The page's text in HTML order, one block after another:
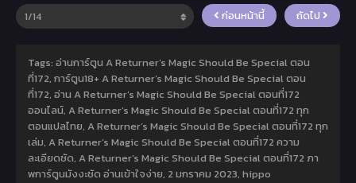
ก่อนหน้านี้ ถัดไป
Tags: อ่านการ์ตูน A Returner’s Magic Should Be Special ตอน
ที่172, การ์ตูน18+ A Returner’s Magic Should Be Special ตอน
ที่172, อ่าน A Returner’s Magic Should Be Special ตอนที่172
ออนไลน์, A Returner’s Magic Should Be Special ตอนที่172 ทุก
ตอนแปลไทย, A Returner’s Magic Should Be Special ตอนที่172 ทุก
เล่ม, A Returner’s Magic Should Be Special ตอนที่172 ความ
ละเอียดชัด, A Returner’s Magic Should Be Special ตอนที่172 ภา
พการ์ตูนมังงะชัด อ่านเข้าใจง่าย, 2 มกราคม 2023, hippo